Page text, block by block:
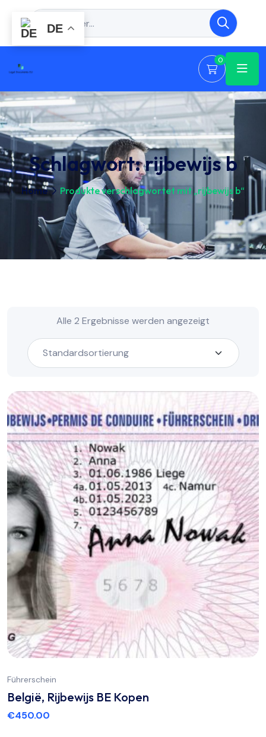
0
Schlagwort:rijbewijs b
Home Produkte verschlagwortet mit „rijbewijs b“
Alle 2 Ergebnisse werden angezeigt
Führerschein
België, Rijbewijs BE Kopen
€450.00
DE